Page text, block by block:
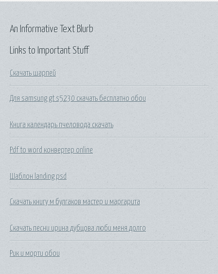
Links to Important Stuff
Скачать шарпей
Для samsung gt s5230 скачать бесплатно обои
Книга календарь пчеловода скачать
Pdf to word конвертер online
Шаблон landing psd
Скачать книгу м булгаков мастер и маргарита
Скачать песни ирина дубцова люби меня долго
Рик и морти обои
An Informative Text Blurb